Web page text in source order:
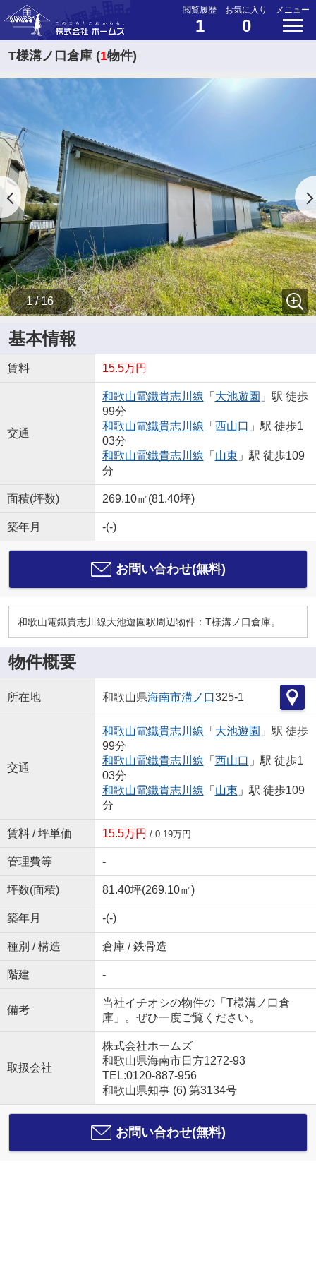
閲覧履歴
1
お気に入り
0
メニュー
T様溝ノ口倉庫 (1物件)
1 / 16
基本情報
賃料 15.5万円
交通
和歌山電鐵貴志川線 「 大池遊園 」駅 徒歩
99分
和歌山電鐵貴志川線 「 西山口 」駅 徒歩1
03分
和歌山電鐵貴志川線 「 山東 」駅 徒歩109
分
面積(坪数) 269.10㎡(81.40坪)
築年月 -(-)
お問い合わせ(無料)
和歌山電鐵貴志川線大池遊園駅周辺物件：T様溝ノ口倉庫。
物件概要
所在地 和歌山県海南市溝ノ口325-1
交通
和歌山電鐵貴志川線 「 大池遊園 」駅 徒歩
99分
和歌山電鐵貴志川線 「 西山口 」駅 徒歩1
03分
和歌山電鐵貴志川線 「 山東 」駅 徒歩109
分
賃料 / 坪単価 15.5万円 / 0.19万円
管理費等 -
坪数(面積) 81.40坪(269.10㎡)
築年月 -(-)
種別 / 構造 倉庫 / 鉄骨造
階建 -
備考
当社イチオシの物件の「T様溝ノ口倉
庫」。ぜひ一度ご覧ください。
取扱会社
株式会社ホームズ
和歌山県海南市日方1272-93
TEL:0120-887-956
和歌山県知事 (6) 第3134号
お問い合わせ(無料)